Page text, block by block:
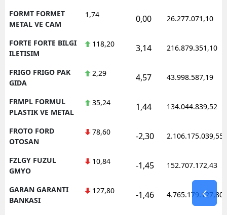
FORMT FORMET
METAL VE CAM
1,74 0,00 26.277.071,10
FORTE FORTE BILGI
ILETISIM
118,20 3,14 216.879.351,10
FRIGO FRIGO PAK
GIDA
2,29 4,57 43.998.587,19
FRMPL FORMUL
PLASTIK VE METAL
35,24 1,44 134.044.839,52
FROTO FORD
OTOSAN
78,60 -2,30 2.106.175.039,55
FZLGY FUZUL
GMYO
10,84 -1,45 152.707.172,43
GARAN GARANTI
BANKASI
127,80 -1,46 4.765.179.127,80